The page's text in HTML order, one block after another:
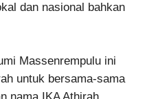
dan nasional bahkan
Massenrempulu ini
untuk bersama-sama